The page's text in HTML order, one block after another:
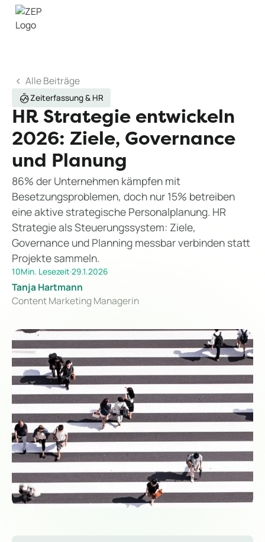
Alle Beiträge
Zeiterfassung & HR
HR Strategie entwickeln
2026: Ziele, Governance
und Planung
86% der Unternehmen kämpfen mit
Besetzungsproblemen, doch nur 15% betreiben
eine aktive strategische Personalplanung. HR
Strategie als Steuerungssystem: Ziele,
Governance und Planning messbar verbinden statt
Projekte sammeln.
10Min. Lesezeit·29.1.2026
Tanja Hartmann
Content Marketing Managerin